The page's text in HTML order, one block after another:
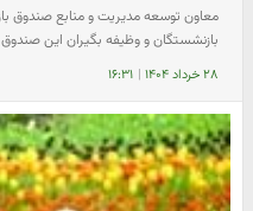
معاون توسعه مدیریت و منابع صندوق
بازنشستگان و وظیفه بگیران این
۲۸ خرداد ۱۴۰۴ | ۱۶:۳۱